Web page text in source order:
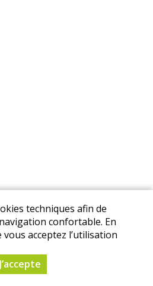
techniques afin de
confortable. En
acceptez l’utilisation
J’accepte